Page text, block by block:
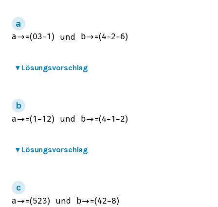
a→=(03−1 ) und b→=(4−2−6)
▾ Lösungsvorschlag
a→=(1 −1 2) und b→=(4−1 −2)
▾ Lösungsvorschlag
a→=(523) und b→=(42−8)